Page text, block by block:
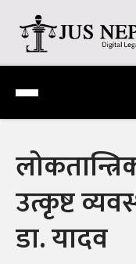
content
Jus Nepal |
Digital Legal
उत्कृष्ट
डा. यादव